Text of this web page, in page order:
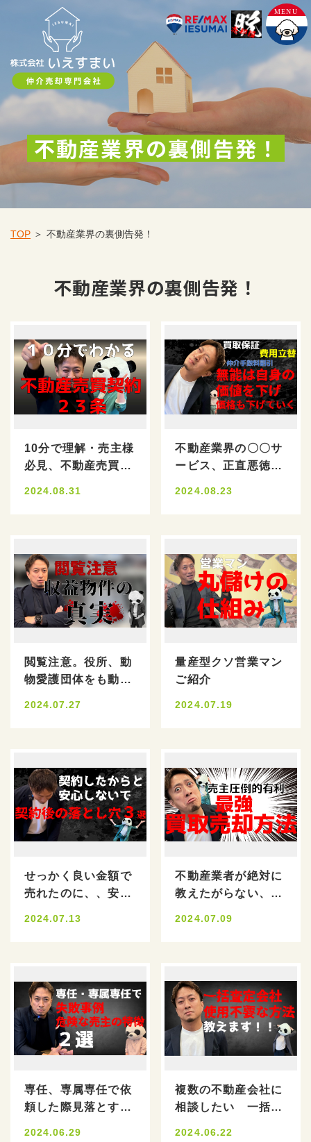
不動産業界の裏側告発！
TOP 不動産業界の裏側告発！
不動産業界の裏側告発！
10分で理解・売主様
必見、不動産売買契
2024.08.31
不動産業界の〇〇サ
ービス、正直悪徳で
2024.08.23
閲覧注意。役所、動
物愛護団体をも動か
2024.07.27
量産型クソ営業マン
ご紹介
2024.07.19
せっかく良い金額で
売れたのに、、安心
2024.07.13
不動産業者が絶対に
教えたがらない、最
2024.07.09
専任、専属専任で依
頼した際見落とす危
2024.06.29
複数の不動産会社に
相談したい 一括査
2024.06.22